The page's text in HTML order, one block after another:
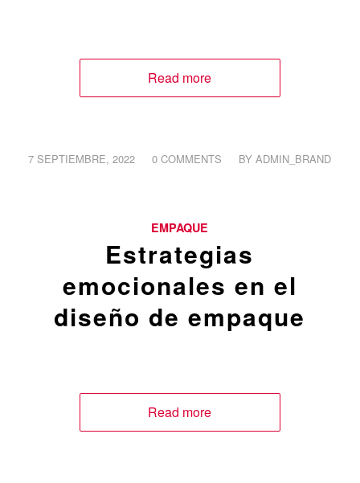
Read more
7 SEPTIEMBRE, 2022
/ 0 COMMENTS
/ BYADMIN_BRAND
EMPAQUE
Estrategias
emocionales en el
diseño de empaque
Read more